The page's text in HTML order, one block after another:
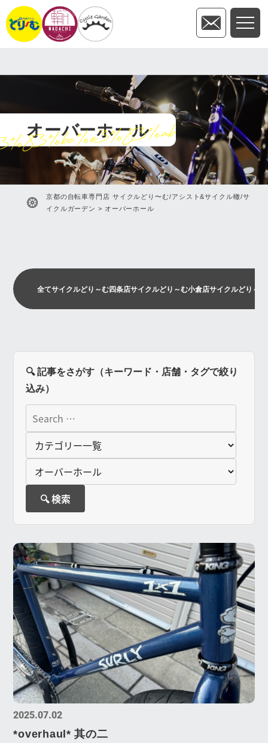
オーバーホール
京都の自転車専門店 サイクルどり〜む/アシスト&サイクル轍/サ
イクルガーデン > オーバーホール
全てサイクルどり～む四条店サイクルどり～む小倉店サイクルどり～
2025.07.02
*overhaul* 其の二